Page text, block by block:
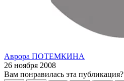
Аврора ПОТЕМКИНА
26 ноября 2008
Вам понравилась эта публикация?